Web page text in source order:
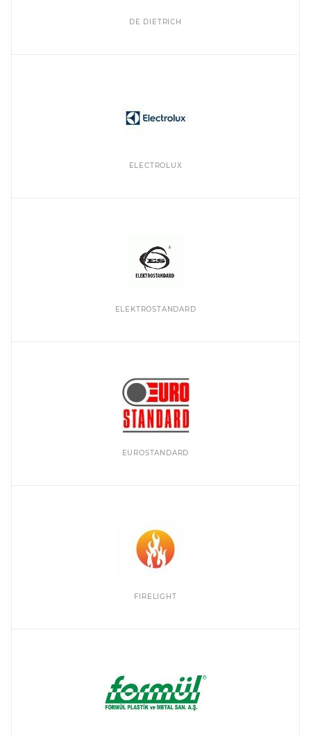
DE DIETRICH
ELECTROLUX
ELEKTROSTANDARD
EUROSTANDARD
FIRELIGHT